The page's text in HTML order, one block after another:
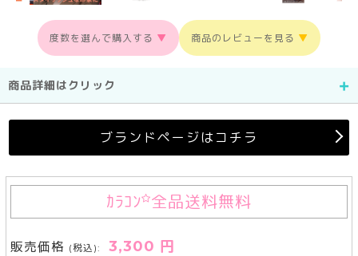
度数を選んで購入する ▼ 商品のレビューを見る ▼
商品詳細はクリック
ブランドページはコチラ
ｶﾗｺﾝ 全品送料無料
販売価格 (税込): 3,300 円